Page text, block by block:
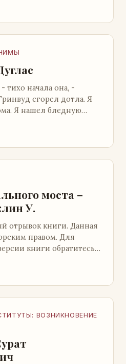
тихо начала она, -
сгорел дотла. Я
Я нашел бледную
моста –
У.
отрывок книги. Данная
правом. Для
книги обратитесь к
ВОЗНИКНОВЕНИЕ